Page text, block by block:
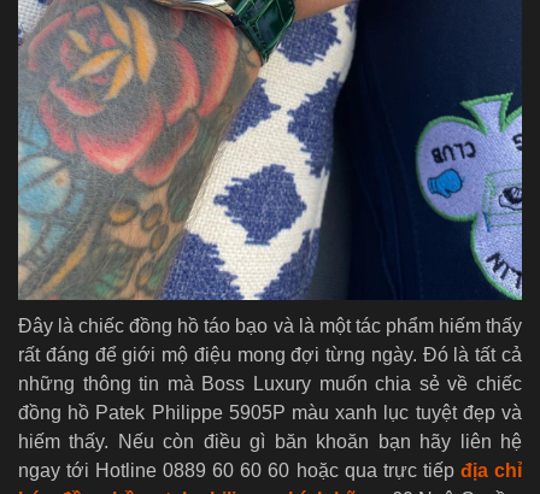
Đây là chiếc đồng hồ táo bạo và là một tác phẩm hiếm thấy
rất đáng để giới mộ điệu mong đợi từng ngày. Đó là tất cả
những thông tin mà Boss Luxury muốn chia sẻ về chiếc
đồng hồ Patek Philippe 5905P màu xanh lục tuyệt đẹp và
hiếm thấy. Nếu còn điều gì băn khoăn bạn hãy liên hệ
ngay tới Hotline 0889 60 60 60 hoặc qua trực tiếp địa chỉ